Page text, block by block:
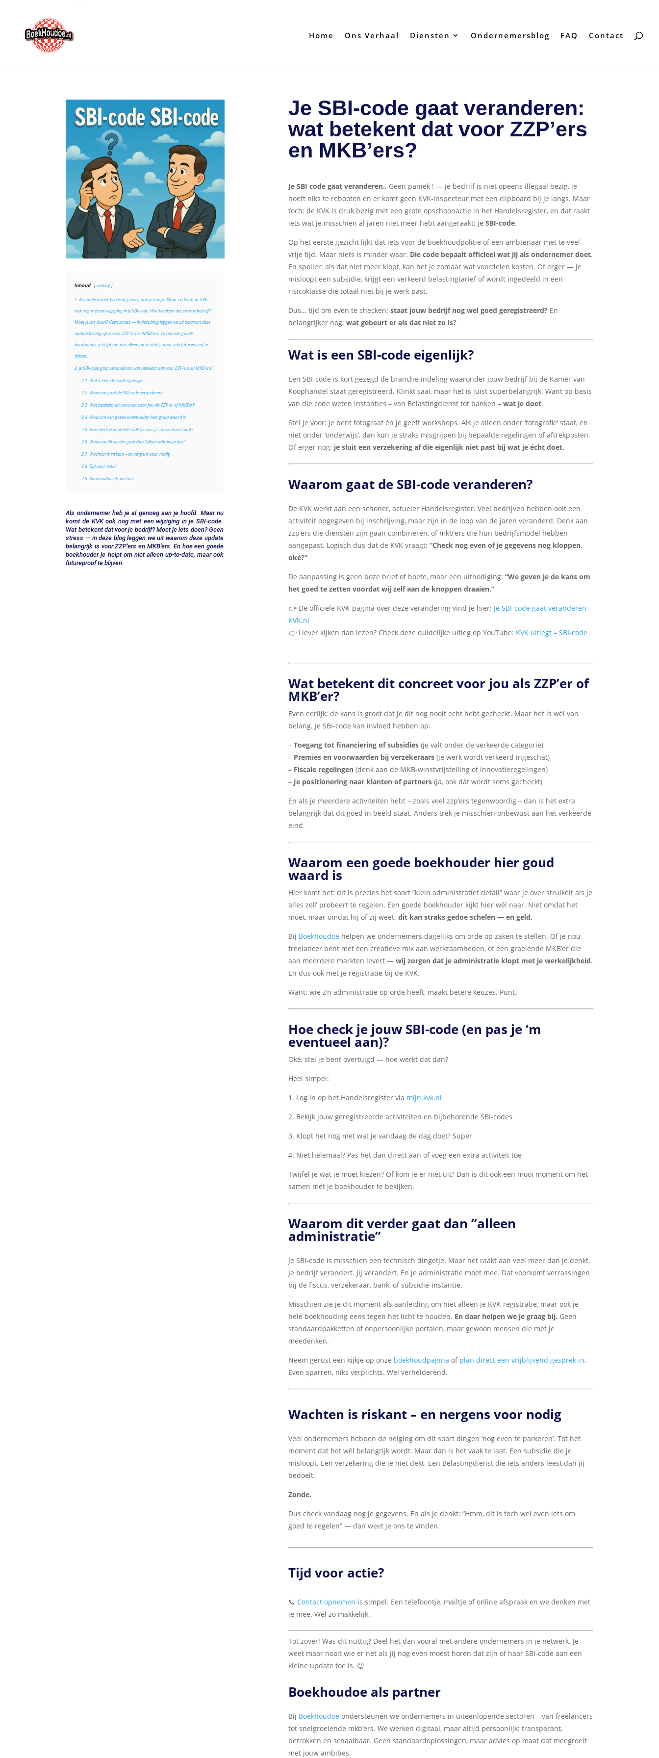
Home Ons Verhaal Diensten Ondernemersblog FAQ Contact
Inhoud verberg
1 Als ondernemer heb je al genoeg aan je hoofd. Maar nu komt de KVK
ook nog met een wijziging in je SBI-code. Wat betekent dat voor je bedrijf?
Moet je iets doen? Geen stress — in deze blog leggen we uit waarom deze
update belangrijk is voor ZZP’ers en MKB’ers. En hoe een goede
boekhouder je helpt om niet alleen up-to-date, maar ook futureproof te
blijven.
2 Je SBI-code gaat veranderen: wat betekent dat voor ZZP’ers en MKB’ers?
2.1 Wat is een SBI-code eigenlijk?
2.2 Waarom gaat de SBI-code veranderen?
2.3 Wat betekent dit concreet voor jou als ZZP’er of MKB’er?
2.4 Waarom een goede boekhouder hier goud waard is
2.5 Hoe check je jouw SBI-code (en pas je ‘m eventueel aan)?
2.6 Waarom dit verder gaat dan “alleen administratie”
2.7 Wachten is riskant – en nergens voor nodig
2.8 Tijd voor actie?
2.9 Boekhoudoe als partner
Als ondernemer heb je al genoeg aan je hoofd. Maar nu
komt de KVK ook nog met een wijziging in je SBI-code.
Wat betekent dat voor je bedrijf? Moet je iets doen? Geen
stress — in deze blog leggen we uit waarom deze update
belangrijk is voor ZZP’ers en MKB’ers. En hoe een goede
boekhouder je helpt om niet alleen up-to-date, maar ook
futureproof te blijven.
Je SBI-code gaat veranderen:
wat betekent dat voor ZZP’ers
en MKB’ers?
Je SBI code gaat veranderen.. Geen paniek ! — je bedrijf is niet opeens illegaal bezig, je
hoeft niks te rebooten en er komt geen KVK-inspecteur met een clipboard bij je langs. Maar
toch: de KVK is druk bezig met een grote opschoonactie in het Handelsregister, en dat raakt
iets wat je misschien al jaren niet meer hebt aangeraakt: jeSBI-code.
Op het eerste gezicht lijkt dat iets voor de boekhoudpolitie of een ambtenaar met te veel
vrije tijd. Maar niets is minder waar. Die code bepaalt officieel wat jij als ondernemer doet.
En spoiler: als dat niet meer klopt, kan het je zomaar wat voordelen kosten. Of erger — je
misloopt een subsidie, krijgt een verkeerd belastingtarief of wordt ingedeeld in een
risicoklasse die totaal niet bij je werk past.
Dus… tijd om even te checken:staat jouw bedrijf nog wel goed geregistreerd? En
belangrijker nog:wat gebeurt er als dat niet zo is?
Wat is een SBI-code eigenlijk?
Een SBI-code is kort gezegd de branche-indeling waaronder jouw bedrijf bij de Kamer van
Koophandel staat geregistreerd. Klinkt saai, maar het is juist superbelangrijk. Want op basis
van die code weten instanties – van Belastingdienst tot banken –wat je doet.
Stel je voor: je bent fotograaf én je geeft workshops. Als je alleen onder ‘fotografie’ staat, en
niet onder ‘onderwijs’, dan kun je straks misgrijpen bij bepaalde regelingen of aftrekposten.
Of erger nog: je sluit een verzekering af die eigenlijk niet past bij wat je écht doet.
Waarom gaat de SBI-code veranderen?
De KVK werkt aan een schoner, actueler Handelsregister. Veel bedrijven hebben ooit een
activiteit opgegeven bij inschrijving, maar zijn in de loop van de jaren veranderd. Denk aan
zzp’ers die diensten zijn gaan combineren, of mkb’ers die hun bedrijfsmodel hebben
aangepast. Logisch dus dat de KVK vraagt:“Check nog even of je gegevens nog kloppen,
oké?”
De aanpassing is geen boze brief of boete, maar een uitnodiging:“We geven je de kans om
het goed te zetten voordat wij zelf aan de knoppen draaien.”
👉 De officiële KVK-pagina over deze verandering vind je hier: Je SBI-code gaat veranderen –
KVK.nl
👉 Liever kijken dan lezen? Check deze duidelijke uitleg op YouTube: KVK uitlegt – SBI-code
Wat betekent dit concreet voor jou als ZZP’er of
MKB’er?
Even eerlijk: de kans is groot dat je dit nog nooit echt hebt gecheckt. Maar het is wél van
belang. Je SBI-code kan invloed hebben op:
–Toegang tot financiering of subsidies (je valt onder de verkeerde categorie)
– Premies en voorwaarden bij verzekeraars (je werk wordt verkeerd ingeschat)
– Fiscale regelingen (denk aan de MKB-winstvrijstelling of innovatieregelingen)
– Je positionering naar klanten of partners (ja, ook dát wordt soms gecheckt)
En als je meerdere activiteiten hebt – zoals veel zzp’ers tegenwoordig – dan is het extra
belangrijk dat dit goed in beeld staat. Anders trek je misschien onbewust aan het verkeerde
eind.
Waarom een goede boekhouder hier goud
waard is
Hier komt het: dit is precies het soort “klein administratief detail” waar je over struikelt als je
alles zelf probeert te regelen. Een goede boekhouder kijkt hier wél naar. Niet omdat het
móet, maar omdat hij of zij weet:dit kan straks gedoe schelen — en geld.
Bij Boekhoudoe helpen we ondernemers dagelijks om orde op zaken te stellen. Of je nou
freelancer bent met een creatieve mix aan werkzaamheden, of een groeiende MKB’er die
aan meerdere markten levert —wij zorgen dat je administratie klopt met je werkelijkheid.
En dus ook met je registratie bij de KVK.
Want: wie z’n administratie op orde heeft, maakt betere keuzes. Punt.
Hoe check je jouw SBI-code (en pas je ‘m
eventueel aan)?
Oké, stel je bent overtuigd — hoe werkt dat dan?
Heel simpel:
1. Log in op het Handelsregister via mijn.kvk.nl
2. Bekijk jouw geregistreerde activiteiten en bijbehorende SBI-codes
3. Klopt het nog met wat je vandaag de dag doet? Super
4. Niet helemaal? Pas het dan direct aan of voeg een extra activiteit toe
Twijfel je wat je moet kiezen? Of kom je er niet uit? Dan is dit ook een mooi moment om het
samen met je boekhouder te bekijken.
Waarom dit verder gaat dan “alleen
administratie”
Je SBI-code is misschien een technisch dingetje. Maar het raakt aan veel meer dan je denkt.
Je bedrijf verandert. Jij verandert. En je administratie moet mee. Dat voorkomt verrassingen
bij de fiscus, verzekeraar, bank, of subsidie-instantie.
Misschien zie je dit moment als aanleiding om niet alleen je KVK-registratie, maar ook je
hele boekhouding eens tegen het licht te houden. En daar helpen we je graag bij. Geen
standaardpakketten of onpersoonlijke portalen, maar gewoon mensen die met je
meedenken.
Neem gerust een kijkje op onze boekhoudpagina of plan direct een vrijblijvend gesprek in.
Even sparren, niks verplichts. Wel verhelderend.
Wachten is riskant – en nergens voor nodig
Veel ondernemers hebben de neiging om dit soort dingen ‘nog even te parkeren’. Tot het
moment dat het wél belangrijk wordt. Maar dan is het vaak te laat. Een subsidie die je
misloopt. Een verzekering die je niet dekt. Een Belastingdienst die iets anders leest dan jij
bedoelt.
Zonde.
Dus check vandaag nog je gegevens. En als je denkt: “Hmm, dit is toch wel even iets om
goed te regelen” — dan weet je ons te vinden.
Tijd voor actie?
📞 Contact opnemen is simpel. Een telefoontje, mailtje of online afspraak en we denken met
je mee. Wel zo makkelijk.
Tot zover! Was dit nuttig? Deel het dan vooral met andere ondernemers in je netwerk. Je
weet maar nooit wie er net als jij nog even moest horen dat zijn of haar SBI-code aan een
kleine update toe is. 😉
Boekhoudoe als partner
Bij Boekhoudoe ondersteunen we ondernemers in uiteenlopende sectoren – van freelancers
tot snelgroeiende mkb’ers. We werken digitaal, maar altijd persoonlijk: transparant,
betrokken en schaalbaar. Geen standaardoplossingen, maar advies op maat dat meegroeit
met jouw ambities.